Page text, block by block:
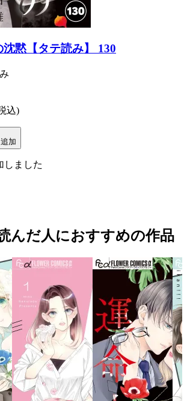
黙【タテ読み】 130
込)
加
しました
んだ人におすすめの作品